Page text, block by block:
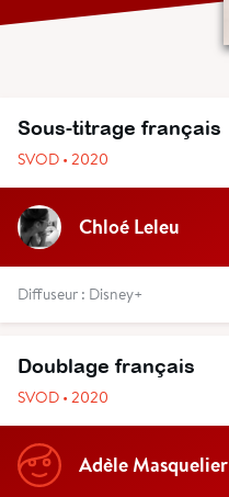
Sous-titrage français
SVOD • 2020
Chloé Leleu
Diffuseur : Disney+
Doublage français
SVOD • 2020
Adèle Masquelier